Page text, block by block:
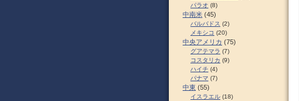
パラオ (8)
中南米 (45)
バルバドス (2)
メキシコ (20)
中央アメリカ (75)
グアテマラ (7)
コスタリカ (9)
ハイチ (4)
パナマ (7)
中東 (55)
イスラエル (18)